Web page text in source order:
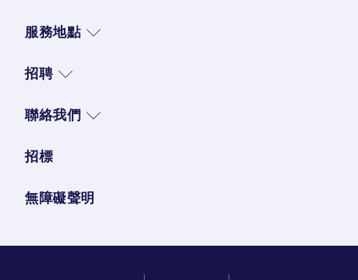
服務地點
招聘
聯絡我們
招標
無障礙聲明